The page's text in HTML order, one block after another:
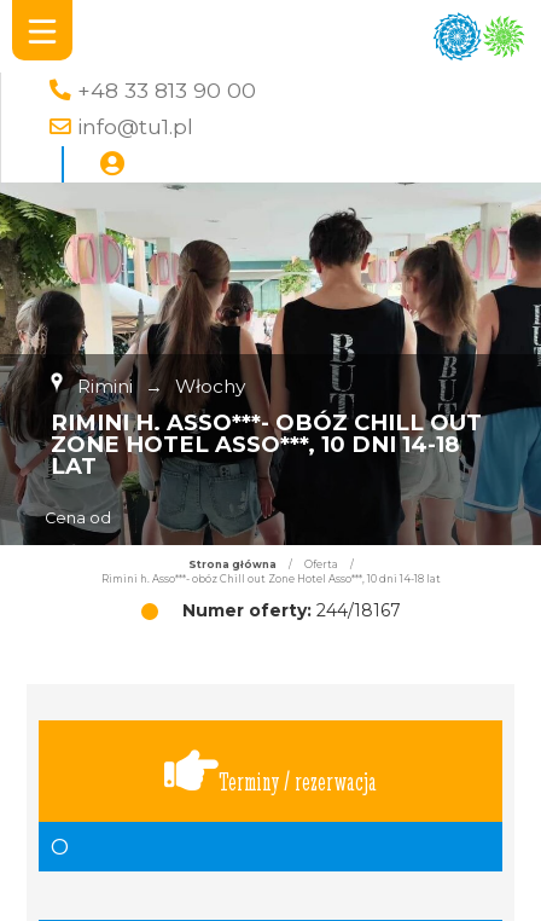
+48 33 813 90 00
info@tu1.pl
Rimini → Włochy
RIMINI H. ASSO***- OBÓZ CHILL OUT
ZONE HOTEL ASSO***, 10 DNI 14-18
LAT
Cena od
Strona główna / Oferta
/
Rimini h. Asso***- obóz Chill out Zone Hotel Asso***, 10 dni 14-18 lat
Numer oferty:244/18167
Terminy / rezerwacja
O